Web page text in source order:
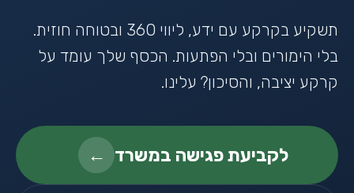
תשקיע בקרקע עם ידע, ליווי 360 ובטוחה חוזית.
בלי הימורים ובלי הפתעות. הכסף שלך עומד על
קרקע יציבה, והסיכון? עלינו.
לקביעת פגישה במשרד ←